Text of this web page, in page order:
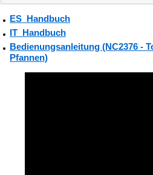
ES_Handbuch
IT_Handbuch
Bedienungsanleitung (NC2376 -
Pfannen)